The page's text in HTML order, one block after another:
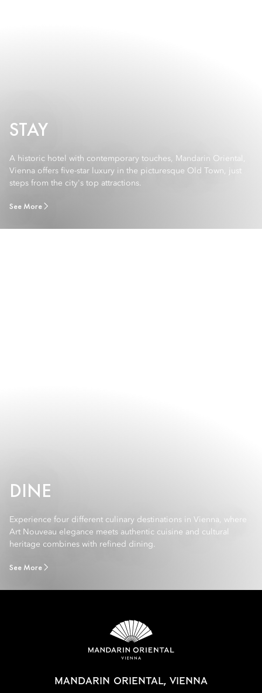
STAY
A historic hotel with contemporary touches, Mandarin Oriental,
Vienna offers five-star luxury in the picturesque Old Town, just
steps from the city's top attractions.
See More
DINE
Experience four different culinary destinations in Vienna, where
Art Nouveau elegance meets authentic cuisine and cultural
heritage combines with refined dining.
See More
MANDARIN ORIENTAL, VIENNA